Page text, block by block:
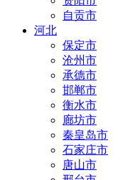
自贡市
河北
保定市
沧州市
承德市
邯郸市
衡水市
廊坊市
秦皇岛市
石家庄市
唐山市